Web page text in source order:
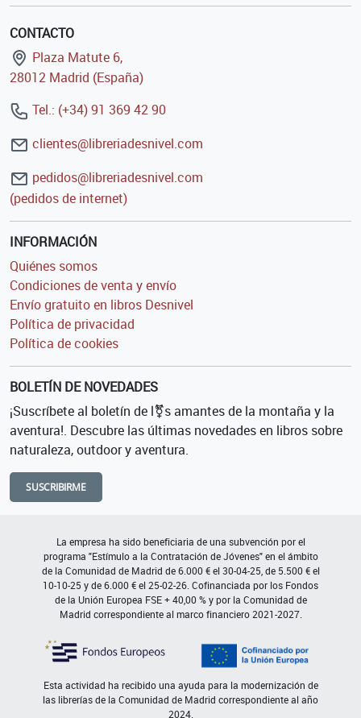
CONTACTO
Plaza Matute 6,
28012 Madrid (España)
Tel.: (+34) 91 369 42 90
clientes@libreriadesnivel.com
pedidos@libreriadesnivel.com
(pedidos de internet)
INFORMACIÓN
Quiénes somos
Condiciones de venta y envío
Envío gratuito en libros Desnivel
Política de privacidad
Política de cookies
BOLETÍN DE NOVEDADES
¡Suscríbete al boletín de l⚧s amantes de la montaña y la
aventura!. Descubre las últimas novedades en libros sobre
naturaleza, outdoor y aventura.
SUSCRIBIRME
La empresa ha sido beneficiaria de una subvención por el
programa "Estímulo a la Contratación de Jóvenes" en el ámbito
de la Comunidad de Madrid de 6.000 € el 30-04-25, de 5.500 € el
10-10-25 y de 6.000 € el 25-02-26. Cofinanciada por los Fondos
de la Unión Europea FSE + 40,00 % y por la Comunidad de
Madrid correspondiente al marco financiero 2021-2027.
Esta actividad ha recibido una ayuda para la modernización de
las librerías de la Comunidad de Madrid correspondiente al año
2024.